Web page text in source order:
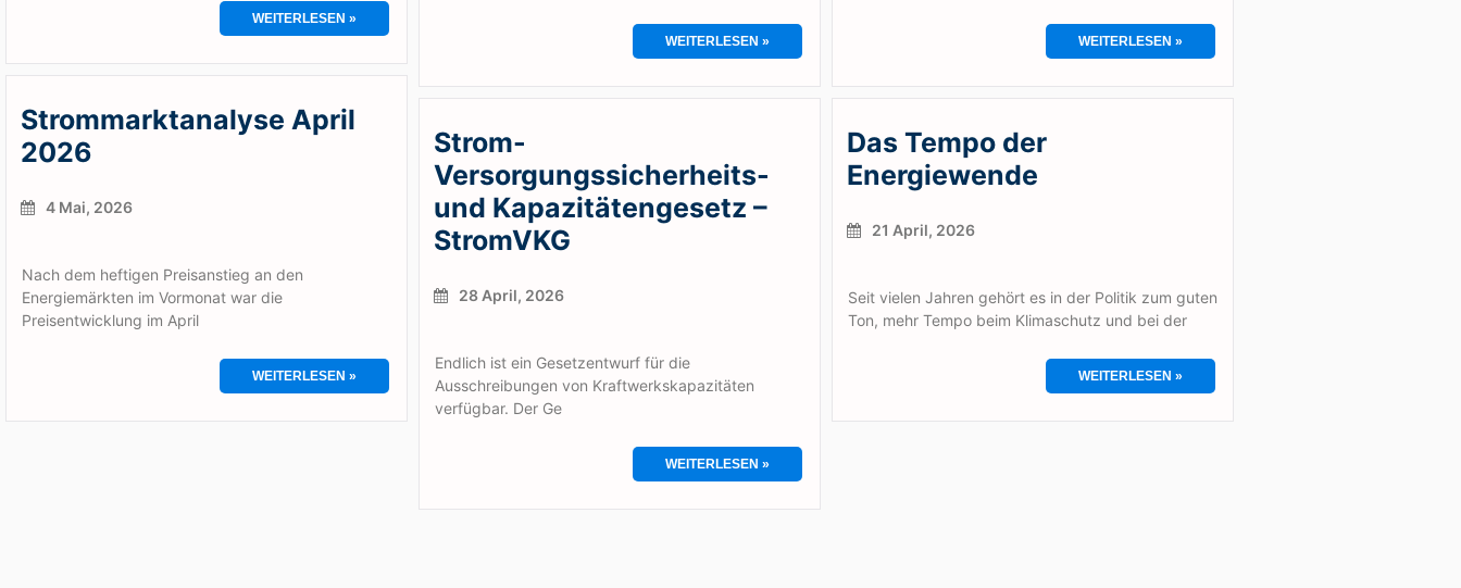
WEITERLESEN »
WEITERLESEN » WEITERLESEN »
Strommarktanalyse April
2026
4 Mai, 2026
Nach dem heftigen Preisanstieg an den
Energiemärkten im Vormonat war die
Preisentwicklung im April
WEITERLESEN »
Strom-
Versorgungssicherheits-
und Kapazitätengesetz –
StromVKG
28 April, 2026
Endlich ist ein Gesetzentwurf für die
Ausschreibungen von Kraftwerkskapazitäten
verfügbar. Der Ge
WEITERLESEN »
Das Tempo der
Energiewende
21 April, 2026
Seit vielen Jahren gehört es in der Politik zum guten
Ton, mehr Tempo beim Klimaschutz und bei der
WEITERLESEN »